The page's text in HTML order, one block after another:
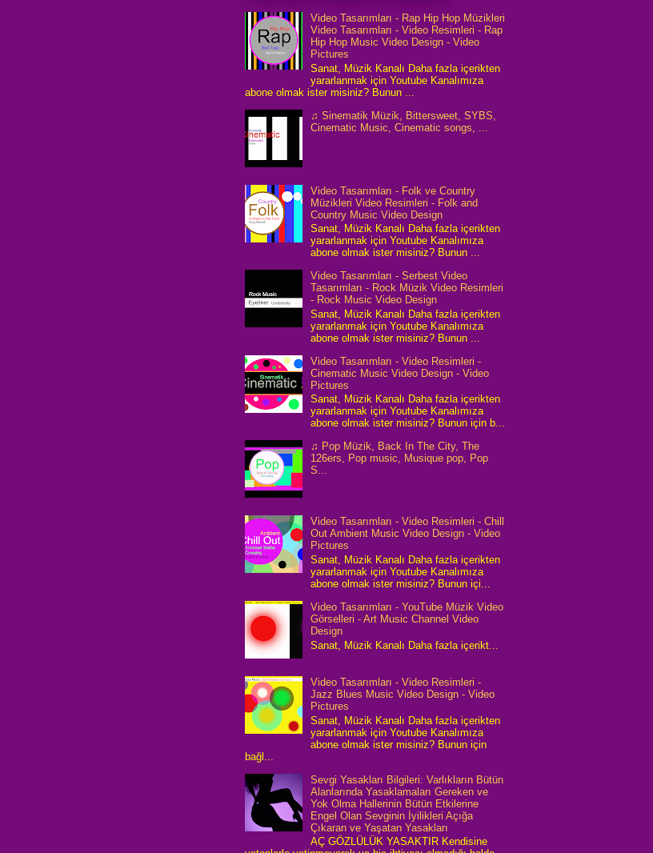
Video Tasarımları - Rap Hip Hop Müzikleri
Video Tasarımları - Video Resimleri - Rap
Hip Hop Music Video Design - Video
Pictures
Sanat, Müzik Kanalı Daha fazla içerikten
yararlanmak için Youtube Kanalımıza
abone olmak ister misiniz? Bunun ...
♫ Sinematik Müzik, Bittersweet, SYBS,
Cinematic Music, Cinematic songs, ...
Video Tasarımları - Folk ve Country
Müzikleri Video Resimleri - Folk and
Country Music Video Design
Sanat, Müzik Kanalı Daha fazla içerikten
yararlanmak için Youtube Kanalımıza
abone olmak ister misiniz? Bunun ...
Video Tasarımları - Serbest Video
Tasarımları - Rock Müzik Video Resimleri
- Rock Music Video Design
Sanat, Müzik Kanalı Daha fazla içerikten
yararlanmak için Youtube Kanalımıza
abone olmak ister misiniz? Bunun ...
Video Tasarımları - Video Resimleri -
Cinematic Music Video Design - Video
Pictures
Sanat, Müzik Kanalı Daha fazla içerikten
yararlanmak için Youtube Kanalımıza
abone olmak ister misiniz? Bunun için b...
♫ Pop Müzik, Back In The City, The
126ers, Pop music, Musique pop, Pop
S...
Video Tasarımları - Video Resimleri - Chill
Out Ambient Music Video Design - Video
Pictures
Sanat, Müzik Kanalı Daha fazla içerikten
yararlanmak için Youtube Kanalımıza
abone olmak ister misiniz? Bunun içi...
Video Tasarımları - YouTube Müzik Video
Görselleri - Art Music Channel Video
Design
Sanat, Müzik Kanalı Daha fazla içerikt...
Video Tasarımları - Video Resimleri -
Jazz Blues Music Video Design - Video
Pictures
Sanat, Müzik Kanalı Daha fazla içerikten
yararlanmak için Youtube Kanalımıza
abone olmak ister misiniz? Bunun için
bağl...
Sevgi Yasakları Bilgileri: Varlıkların Bütün
Alanlarında Yasaklamaları Gereken ve
Yok Olma Hallerinin Bütün Etkilerine
Engel Olan Sevginin İyilikleri Açığa
Çıkaran ve Yaşatan Yasakları
AÇ GÖZLÜLÜK YASAKTIR Kendisine